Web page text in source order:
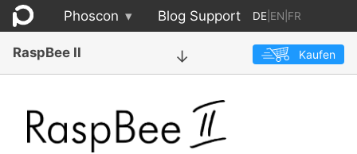
Phoscon ▾ Blog Support DE| EN FR
RaspBee II Kaufen
→